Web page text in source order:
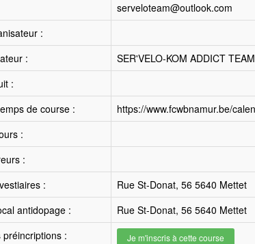
serveloteam@outlook.com
:
:
SER'VELO-KOM ADDICT TEAM
:
de course :
https://www.fcwbnamur.be/
:
:
:
Rue St-Donat, 56 5640 Mettet
antidopage :
Rue St-Donat, 56 5640 Mettet
:
Je m'inscris à cette course